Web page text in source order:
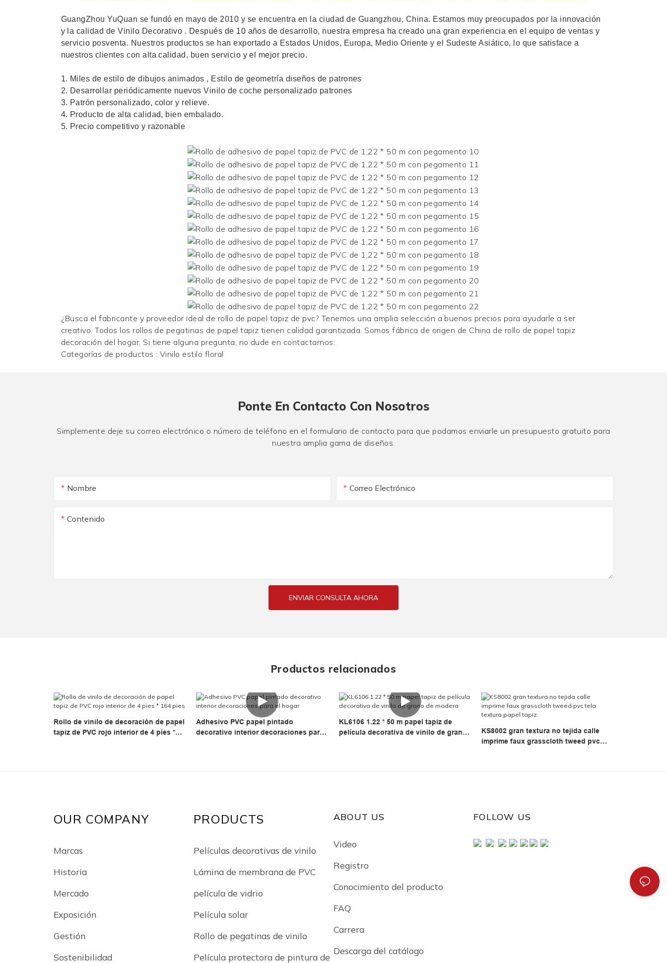
GuangZhou YuQuan se fundó en mayo de 2010 y se encuentra en la ciudad de Guangzhou, China. Estamos muy preocupados por la innovación
y la calidad deVinilo Decorativo . Después de 10 años de desarrollo, nuestra empresa ha creado una gran experiencia en el equipo de ventas y
servicio posventa. Nuestros productos se han exportado a Estados Unidos, Europa, Medio Oriente y el Sudeste Asiático, lo que satisface a
nuestros clientes con alta calidad, buen servicio y el mejor precio.
1. Miles deestilo de dibujos animados , Estilo de geometría diseños de patrones
2. Desarrollar periódicamente nuevosVinilo de coche personalizado patrones
3. Patrón personalizado, color y relieve.
4. Producto de alta calidad, bien embalado.
5. Precio competitivo y razonable
¿Busca el fabricante y proveedor ideal de rollo de papel tapiz de pvc? Tenemos una amplia selección a buenos precios para ayudarle a ser
creativo. Todos los rollos de pegatinas de papel tapiz tienen calidad garantizada. Somos fábrica de origen de China de rollo de papel tapiz
decoración del hogar. Si tiene alguna pregunta, no dude en contactarnos.
Categorías de productos : Vinilo estilo floral
Ponte En Contacto Con Nosotros
Simplemente deje su correo electrónico o número de teléfono en el formulario de contacto para que podamos enviarle un presupuesto gratuito para
nuestra amplia gama de diseños.
Nombre Correo Electrónico
Contenido
ENVIAR CONSULTA AHORA
Productos relacionados
Rollo de vinilo de decoración de papel
tapiz de PVC rojo interior de 4 pies *
Adhesivo PVC papel pintado
decorativo interior decoraciones para
KL6106 1.22 * 50 m papel tapiz de
película decorativa de vinilo de grano
KS8002 gran textura no tejida calle
imprime faux grasscloth tweed pvc
OUR COMPANY
Marcas
Historia
Mercado
Exposición
Gestión
Sostenibilidad
PRODUCTS
Películas decorativas de vinilo
Lámina de membrana de PVC
película de vidrio
Película solar
Rollo de pegatinas de vinilo
Película protectora de pintura de
ABOUT US
Video
Registro
Conocimiento del producto
FAQ
Carrera
Descarga del catálogo
FOLLOW US